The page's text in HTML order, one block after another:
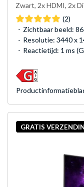
Zwart, 2x HDMI, 2x
(2)
Zichtbaar beeld:
Resolutie: 3440 x
Reactietijd: 1 ms
GRATIS